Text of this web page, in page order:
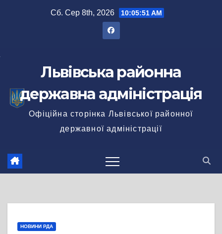
Сб. Сер 8th, 2026 10:05:52 AM
Львівська районна
державна адміністрація
Офіційна сторінка Львівської районної
державної адміністрації
НОВИНИ РДА